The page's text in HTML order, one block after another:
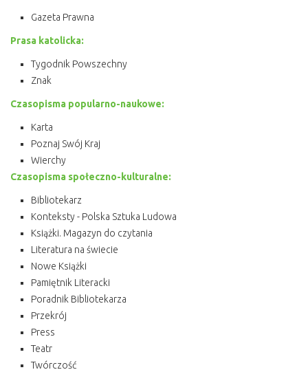
Gazeta Prawna
Prasa katolicka:
Tygodnik Powszechny
Znak
Czasopisma popularno-naukowe:
Karta
Poznaj Swój Kraj
Wierchy
Czasopisma społeczno-kulturalne:
Bibliotekarz
Konteksty - Polska Sztuka Ludowa
Książki. Magazyn do czytania
Literatura na świecie
Nowe Książki
Pamiętnik Literacki
Poradnik Bibliotekarza
Przekrój
Press
Teatr
Twórczość